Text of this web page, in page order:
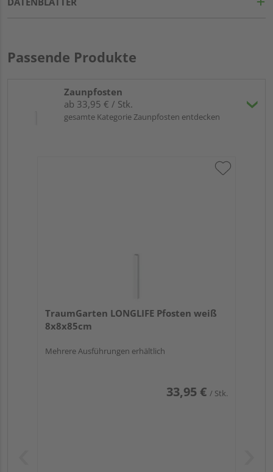
Passende Produkte
Zaunpfosten
ab 33,95 € / Stk.
gesamte Kategorie Zaunpfosten entdecken
TraumGarten LONGLIFE Pfosten weiß
8x8x85cm
Mehrere Ausführungen erhältlich
33,95 € / Stk.